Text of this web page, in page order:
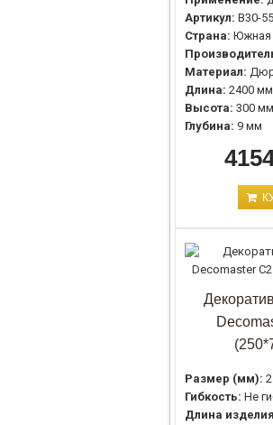
Артикул: B30-
Страна: Южная
Материал:
Длина: 2400 мм
Высота: 300 мм
Глубина: 9 мм
Размер (мм):
Гибкость: Не
Длина